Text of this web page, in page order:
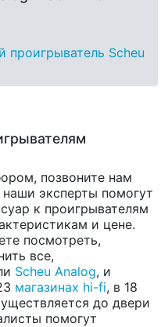
проигрыватель Scheu
позвоните нам
эксперты помогут
к проигрывателям
и цене.
посмотреть,
все,
Scheu Analog, и
магазинах hi-fi, в 18
до двери
помогут